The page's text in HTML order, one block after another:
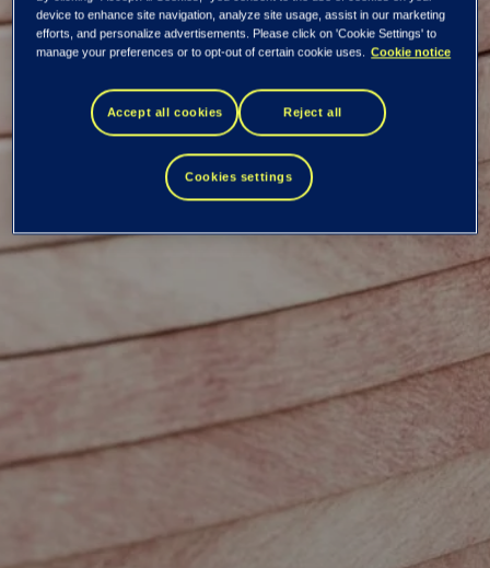
Nordisk FinTech-
selskap utvider med
privatlån
device to enhance site navigation, analyze site usage, assist in our marketing
efforts, and personalize advertisements. Please click on 'Cookie Settings' to
manage your preferences or to opt-out of certain cookie uses.
Cookie notice
Accept all cookies Reject all
Cookies settings